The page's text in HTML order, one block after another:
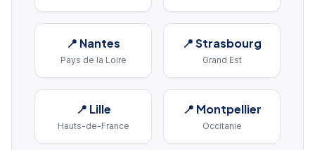
📍 Nantes
Pays de la Loire
📍Strasbourg
Grand Est
📍 Lille
Hauts-de-France
📍 Montpellier
Occitanie